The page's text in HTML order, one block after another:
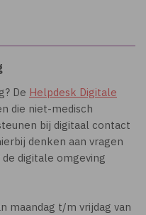
De Helpdesk Digitale
die niet-medisch
bij digitaal contact
denken aan vragen
digitale omgeving
maandag t/m vrijdag van